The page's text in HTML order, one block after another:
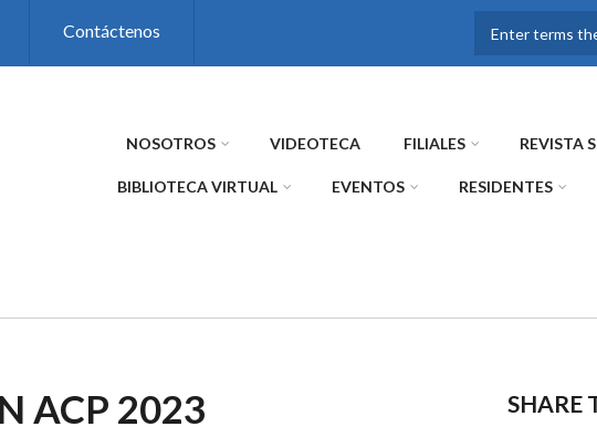
Contáctenos
NOSOTROS VIDEOTECA FILIALES REVISTA
BIBLIOTECA VIRTUAL EVENTOS RESIDENTES
ACP 2023 SHARE